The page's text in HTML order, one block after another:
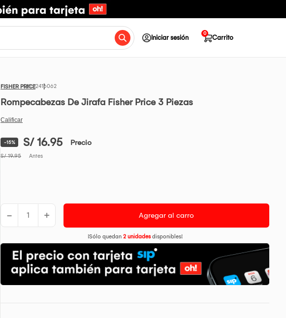
Iniciar sesión Carrito
0
FISHER PRICE2416062
Rompecabezas De Jirafa Fisher Price 3 Piezas
-15% S/ 16.95 Precio
S/ 19.95 Antes
- + Agregar al carro
¡Sólo quedan 2 unidadesdisponibles!